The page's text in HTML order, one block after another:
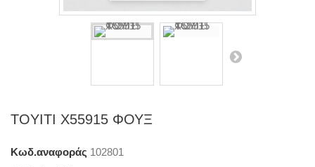
TOYITI X55915 ΦΟΥΞ
Κωδ.αναφοράς 102801